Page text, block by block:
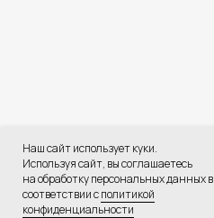
CPA Автомобили
CPA Недвижимость
Web-студия
Digital-реклама
Наш сайт использует куки.
Используя сайт, вы соглашаетесь
на обработку персональных данных в
соответствии сполитикой
конфиденциальности